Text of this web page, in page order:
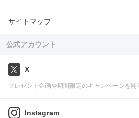
サイトマップ
公式アカウント
X
プレゼント企画や期間限定のキャンペーンを開
Instagram